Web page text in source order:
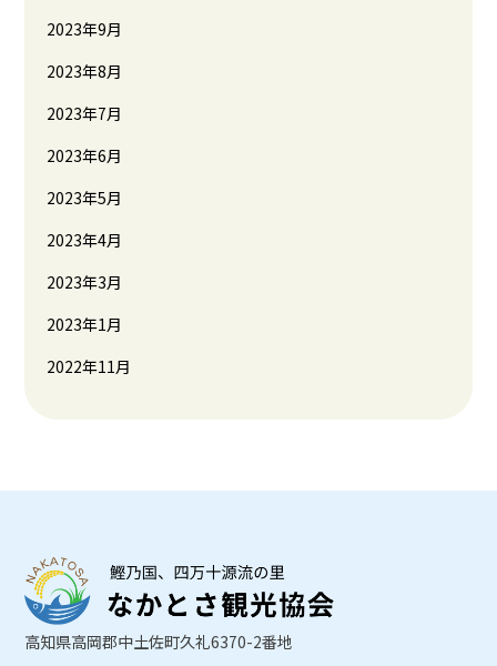
2023年9月
2023年8月
2023年7月
2023年6月
2023年5月
2023年4月
2023年3月
2023年1月
2022年11月
高知県高岡郡中土佐町久礼6370-2番地